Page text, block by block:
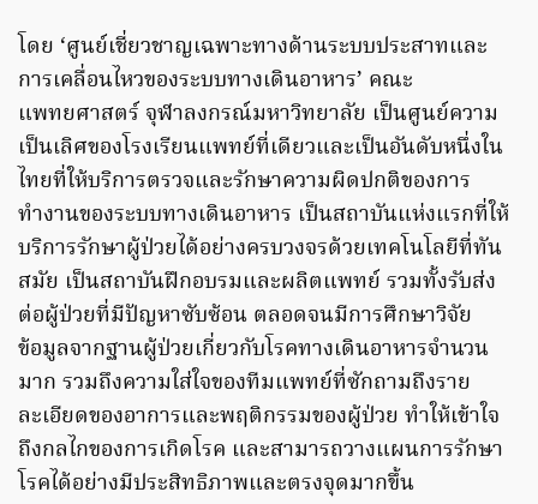
โดย ‘ศูนย์เชี่ยวชาญเฉพาะทางด้านระบบประสาทและ
การเคลื่อนไหวของระบบทางเดินอาหาร’ คณะ
แพทยศาสตร์ จุฬาลงกรณ์มหาวิทยาลัย เป็นศูนย์ความ
เป็นเลิศของโรงเรียนแพทย์ที่เดียวและเป็นอันดับหนึ่งใน
ไทยที่ให้บริการตรวจและรักษาความผิดปกติของการ
ทำงานของระบบทางเดินอาหาร เป็นสถาบันแห่งแรกที่ให้
บริการรักษาผู้ป่วยได้อย่างครบวงจรด้วยเทคโนโลยีที่ทัน
สมัย เป็นสถาบันฝึกอบรมและผลิตแพทย์ รวมทั้งรับส่ง
ต่อผู้ป่วยที่มีปัญหาซับซ้อน ตลอดจนมีการศึกษาวิจัย
ข้อมูลจากฐานผู้ป่วยเกี่ยวกับโรคทางเดินอาหารจำนวน
มาก รวมถึงความใส่ใจของทีมแพทย์ที่ซักถามถึงราย
ละเอียดของอาการและพฤติกรรมของผู้ป่วย ทำให้เข้าใจ
ถึงกลไกของการเกิดโรค และสามารถวางแผนการรักษา
โรคได้อย่างมีประสิทธิภาพและตรงจุดมากขึ้น